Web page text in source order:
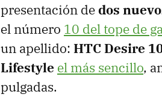
presentación dedos
el número 10 del tope de
un apellido: HTC Desire
Lifestyle el más sencillo,
pulgadas.